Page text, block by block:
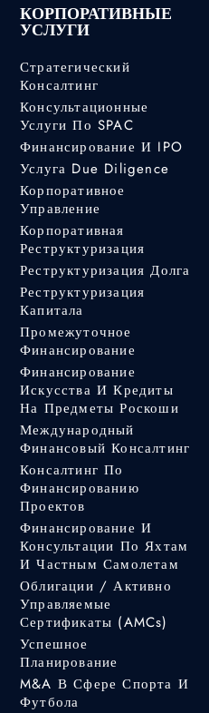
КОРПОРАТИВНЫЕ
УСЛУГИ
Стратегический
Консалтинг
Консультационные
Услуги По SPAC
Финансирование И IPO
Услуга Due Diligence
Корпоративное
Управление
Корпоративная
Реструктуризация
Реструктуризация Долга
Реструктуризация
Капитала
Промежуточное
Финансирование
Финансирование
Искусства И Кредиты
На Предметы Роскоши
Международный
Финансовый Консалтинг
Консалтинг По
Финансированию
Проектов
Финансирование И
Консультации По Яхтам
И Частным Самолетам
Облигации / Активно
Управляемые
Сертификаты (AMCs)
Успешное
Планирование
M&A В Сфере Спорта И
Футбола